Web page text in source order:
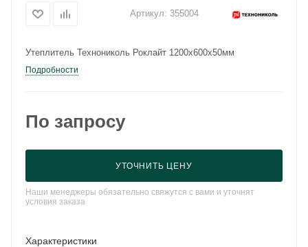
Артикул: 355004
Утеплитель Технониколь Роклайт 1200х600х50мм
Подробности
По запросу
УТОЧНИТЬ ЦЕНУ
Наши менеджеры обязательно свяжутся с вами и уточнят
условия заказа
Характеристики